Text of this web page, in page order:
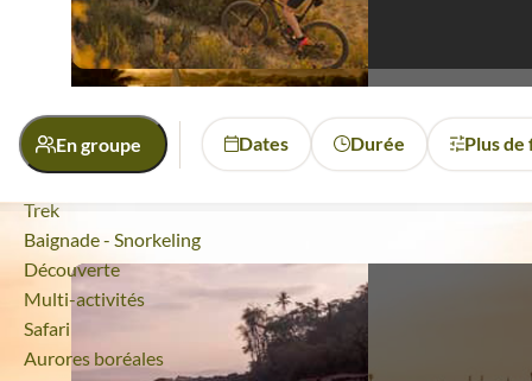
Quelle activité ?
Randonnée
Trek
Baignade - Snorkeling
Découverte
Multi-activités
Safari
Aurores boréales
Azrou
En groupe Dates Durée Plus
Découverte
Budget